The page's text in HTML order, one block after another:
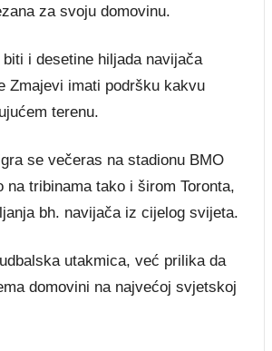
za svoju domovinu.
i desetine hiljada navijača
Zmajevi imati podršku kakvu
terenu.
se večeras na stadionu BMO
tribinama tako i širom Toronta,
bh. navijača iz cijelog svijeta.
utakmica, već prilika da
domovini na najvećoj svjetskoj